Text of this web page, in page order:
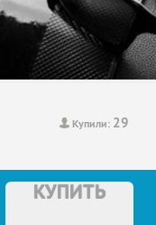
Купили: 29
КУПИТЬ